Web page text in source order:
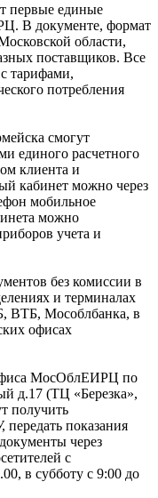
первые единые
В документе, формат
области,
поставщиков. Все
тарифами,
потребления
смогут
единого расчетного
клиента и
кабинет можно через
мобильное
можно
учета и
без комиссии в
и терминалах
ВТБ, Мособлбанка, в
офисах
МосОблЕИРЦ по
д.17 (ТЦ «Березка»,
получить
показания
через
с
в субботу с 9:00 до